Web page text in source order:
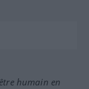
humain en